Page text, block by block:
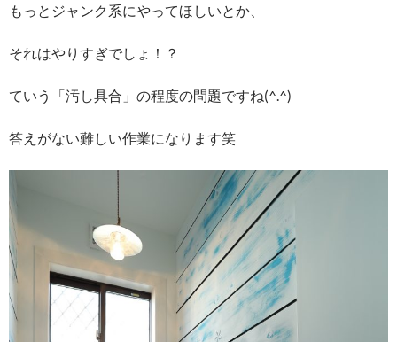
もっとジャンク系にやってほしいとか、
それはやりすぎでしょ！？
ていう「汚し具合」の程度の問題ですね(^.^)
答えがない難しい作業になります笑